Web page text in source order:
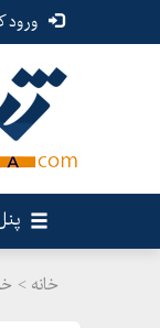
ورود
خانه >